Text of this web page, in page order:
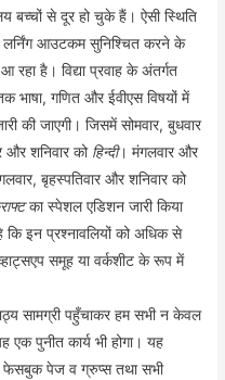
बच्चों से दूर हो चुके हैं। ऐसी स्थिति
लर्निंग आउटकम सुनिश्चित करने के
रहा है। विद्या प्रवाह के अंतर्गत
भाषा, गणित और ईवीएस विषयों में
की जाएगी। जिसमें सोमवार, बुधवार
और शनिवार को हिन्दी। मंगलवार और
बृहस्पतिवार और शनिवार को
का स्पेशल एडिशन जारी किया
कि इन प्रश्नावलियों को अधिक से
समूह या वर्कशीट के रूप में
सामग्री पहुँचाकर हम सभी न केवल
एक पुनीत कार्य भी होगा। यह
फेसबुक पेज व ग्रुप्स तथा सभी